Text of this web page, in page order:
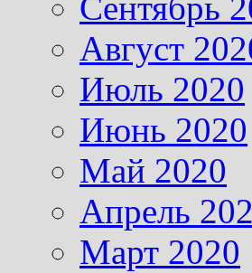
Август
Июль 2020
Июнь 2020
Май 2020
Апрель
Март 2020